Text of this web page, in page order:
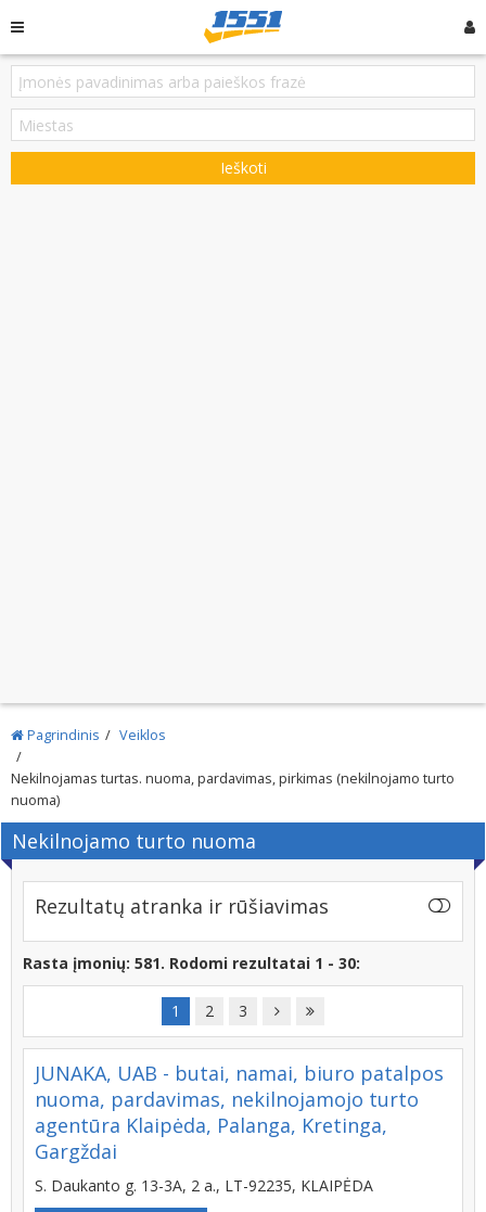
Ieškoti
Pagrindinis Veiklos
Nekilnojamas turtas. nuoma, pardavimas, pirkimas (nekilnojamo turto
nuoma)
Nekilnojamo turto nuoma
Rezultatų atranka ir rūšiavimas
Rasta įmonių: 581. Rodomi rezultatai 1 - 30:
1 2 3
JUNAKA, UAB - butai, namai, biuro patalpos
nuoma, pardavimas, nekilnojamojo turto
agentūra Klaipėda, Palanga, Kretinga,
Gargždai
S. Daukanto g. 13-3A, 2 a., LT-92235, KLAIPĖDA